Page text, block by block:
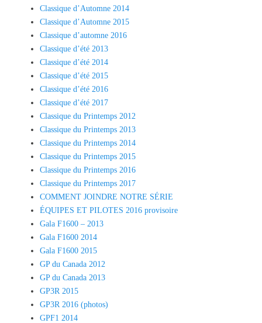
Classique d’Automne 2014
Classique d’Automne 2015
Classique d’automne 2016
Classique d’été 2013
Classique d’été 2014
Classique d’été 2015
Classique d’été 2016
Classique d’été 2017
Classique du Printemps 2012
Classique du Printemps 2013
Classique du Printemps 2014
Classique du Printemps 2015
Classique du Printemps 2016
Classique du Printemps 2017
COMMENT JOINDRE NOTRE SÉRIE
ÉQUIPES ET PILOTES 2016 provisoire
Gala F1600 – 2013
Gala F1600 2014
Gala F1600 2015
GP du Canada 2012
GP du Canada 2013
GP3R 2015
GP3R 2016 (photos)
GPF1 2014